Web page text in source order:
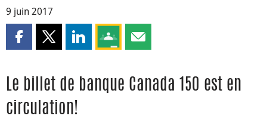
9 juin 2017
Partager cette page sur Facebook
Partager cette page sur X
Partager cette page sur LinkedIn
Partagez cette page sur Google
Partager cette page par
Le billet de banque Canada 150 est en
circulation!